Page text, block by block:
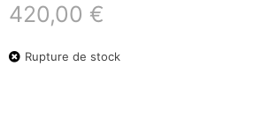
420,00 €
Rupture de stock